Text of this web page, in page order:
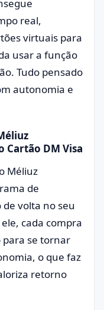
real,
virtuais para
usar a função
Tudo pensado
autonomia e
Cartão DM Visa
Méliuz
de
volta no seu
cada compra
para se tornar
o que faz
retorno